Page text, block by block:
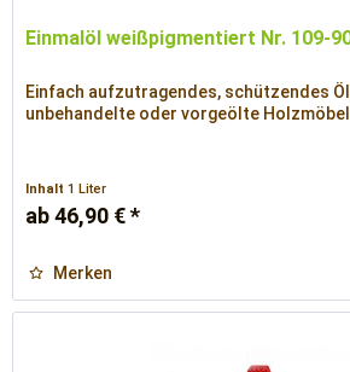
Einmalöl weißpigmentiert Nr. 109-
Einfach aufzutragendes, schützendes
unbehandelte oder vorgeölte
Inhalt1 Liter
ab 46,90 € *
Merken